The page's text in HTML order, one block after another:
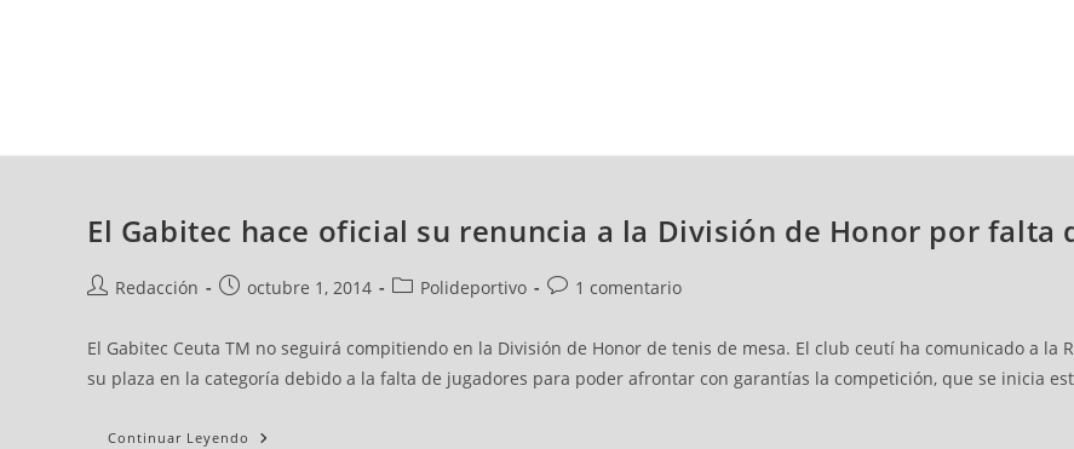
El Gabitec hace oficial su renuncia a la División de Honor por falta
Redacción octubre 1, 2014 Polideportivo 1 comentario
El Gabitec Ceuta TM no seguirá compitiendo en la División de Honor de tenis de mesa. El club ceutí ha comunicado a la
su plaza en la categoría debido a la falta de jugadores para poder afrontar con garantías la competición, que se inicia
Continuar Leyendo